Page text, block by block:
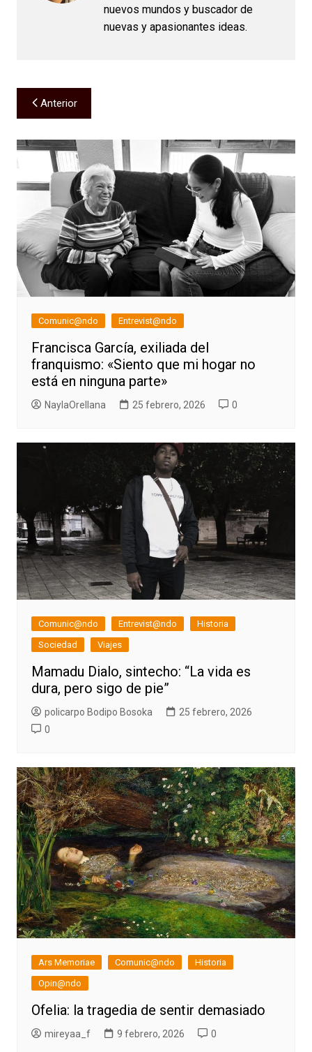
nuevos mundos y buscador de
nuevas y apasionantes ideas.
Navegación
de
entradas
Anterior
Comunic@ndo Entrevist@ndo
Francisca García, exiliada del
franquismo: «Siento que mi hogar no
está en ninguna parte»
NaylaOrellana 25 febrero, 2026 0
Comunic@ndo Entrevist@ndo
Historia
Sociedad
Viajes
Mamadu Dialo, sintecho: “La vida es
dura, pero sigo de pie”
policarpo Bodipo Bosoka
25 febrero, 2026
0
Ars Memoriae Comunic@ndo
Historia
Opin@ndo
Ofelia: la tragedia de sentir demasiado
mireyaa_f 9 febrero, 2026 0